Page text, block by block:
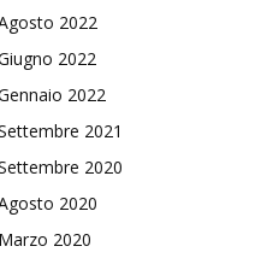
2022
2022
2022
2021
2020
2020
2020